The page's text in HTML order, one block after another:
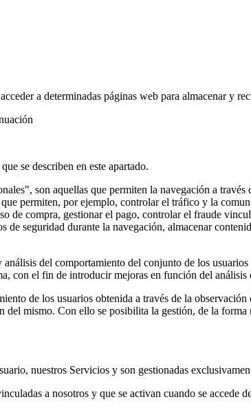
a determinadas páginas web para almacenar y
se describen en este apartado.
son aquellas que permiten la navegación a
permiten, por ejemplo, controlar el tráfico y la
de compra, gestionar el pago, controlar el fraude
seguridad durante la navegación, almacenar
análisis del comportamiento del conjunto de los
con el fin de introducir mejoras en función del análisis
de los usuarios obtenida a través de la
mismo. Con ello se posibilita la gestión, de la
nuestros Servicios y son gestionadas
a nosotros y que se activan cuando se accede